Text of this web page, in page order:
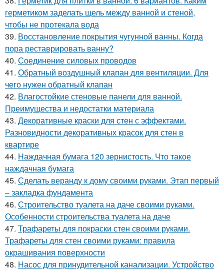
герметиком заделать щель между ванной и стеной,
чтобы не протекала вода
39. Восстановление покрытия чугунной ванны. Когда
пора реставрировать ванну?
40. Соединение силовых проводов
41. Обратный воздушный клапан для вентиляции. Для
чего нужен обратный клапан
42. Влагостойкие стеновые панели для ванной.
Преимущества и недостатки материала
43. Декоративные краски для стен с эффектами.
Разновидности декоративных красок для стен в
квартире
44. Наждачная бумага 120 зернистость. Что такое
наждачная бумага
45. Сделать веранду к дому своими руками. Этап первый
– закладка фундамента
46. Строительство туалета на даче своими руками.
Особенности строительства туалета на даче
47. Трафареты для покраски стен своими руками.
Трафареты для стен своими руками: правила
окрашивания поверхности
48. Насос для принудительной канализации. Устройство